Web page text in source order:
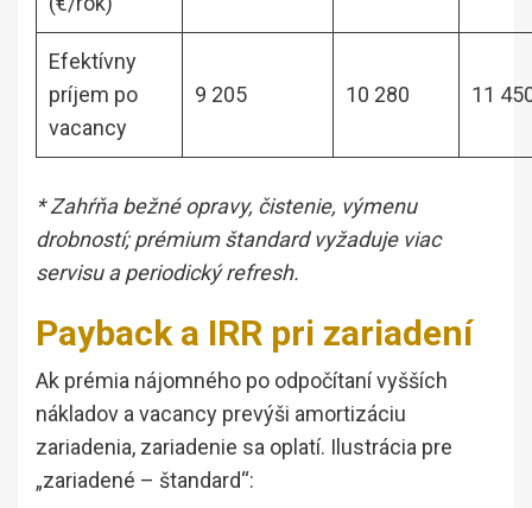
Efektívny
príjem po
vacancy
9 205 10 280 11
* Zahŕňa bežné opravy, čistenie, výmenu
drobností; prémium štandard vyžaduje viac
servisu a periodický refresh.
Payback a IRR pri zariadení
Ak prémia nájomného po odpočítaní vyšších
nákladov a vacancy prevýši amortizáciu
zariadenia, zariadenie sa oplatí. Ilustrácia pre
„zariadené – štandard“: